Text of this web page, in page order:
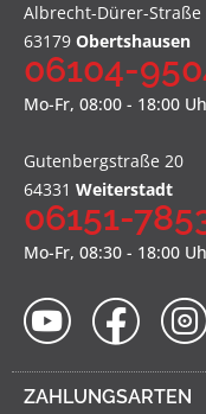
Albrecht-Dürer-Straße
63179 Obertshausen
06104-
Mo-Fr, 08:00 - 18:00
Gutenbergstraße 20
64331 Weiterstadt
06151-
Mo-Fr, 08:30 - 18:00
ZAHLUNGSARTEN